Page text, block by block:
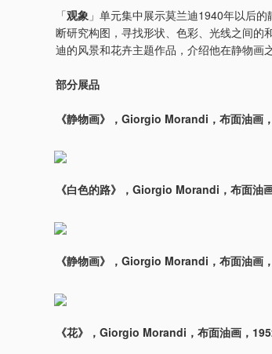
「观象 」单元集中展示莫兰迪1940年以后
断研究构图，寻找形状、色彩、光线之间的
迪的风景和花卉主题作品，介绍他在静物画
部分展品
《静物画》，Giorgio Morandi，布面油画
《白色的路》，Giorgio Morandi，布面油
《静物画》，Giorgio Morandi，布面油画
《花》，Giorgio Morandi，布面油画，